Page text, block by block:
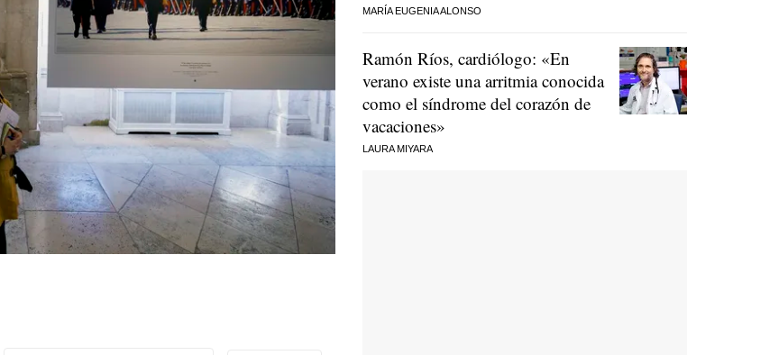
MARÍA EUGENIA ALONSO
Ramón Ríos, cardiólogo: «En
verano existe una arritmia conocida
como el síndrome del corazón de
vacaciones»
LAURA MIYARA